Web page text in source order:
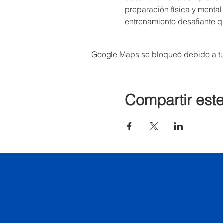
preparación física y
entrenamiento desafiante
Google Maps se bloqueó debido a
Compartir